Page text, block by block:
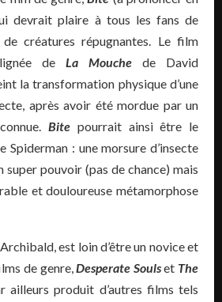
devrait plaire à tous les fans de
créatures répugnantes. Le film
de La Mouche de David
la transformation physique d’une
après avoir été mordue par un
Bite pourrait ainsi être le
Spiderman : une morsure d’insecte
super pouvoir (pas de chance) mais
et douloureuse métamorphose
est loin d’être un novice et
de genre,Desperate Soulset The
ailleurs produit d’autres films tels